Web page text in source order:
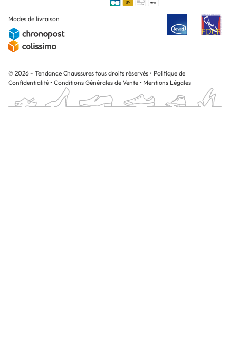
Modes de livraison
© 2026 - Tendance Chaussures tous droits réservés • Politique de
Confidentialité • Conditions Générales de Vente • Mentions Légales